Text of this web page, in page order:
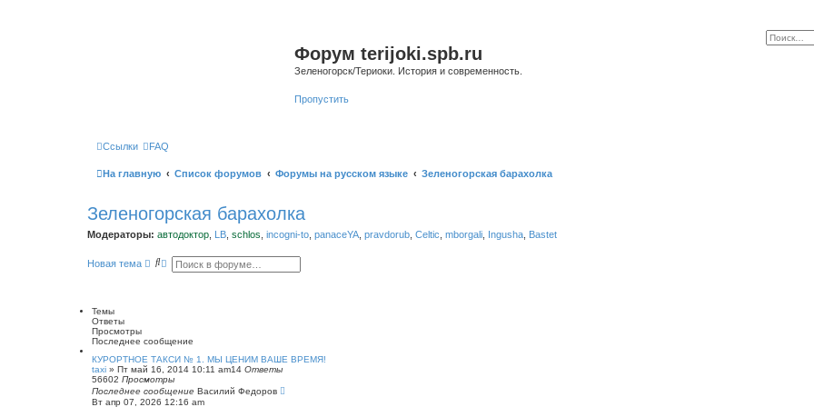
Форум terijoki.spb.ru
Зеленогорск/Териоки. История и современность.
Пропустить
Ссылки FAQ
На главную Список форумов Форумы на русском языке Зеленогорская барахолка
Зеленогорская барахолка
Модераторы: автодоктор LB schlos incogni-to panaceYA pravdorub Celtic mborgali Ingusha Bastet
Новая тема
П Р
н
ы
й
п
о
и
Темы
Ответы
Просмотры
Последнее сообщение
КУРОРТНОЕ ТАКСИ № 1. МЫ ЦЕНИМ ВАШЕ ВРЕМЯ!
taxi » Пт май 16, 2014 10:11 am14 Ответы
56602 Просмотры
Последнее сообщение Василий Федоров
Вт апр 07, 2026 12:16 am